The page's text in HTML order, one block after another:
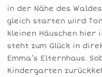
in der Nähe des
gleich starten wird
kleinen Häuschen hier
steht zum Glück in
Emma’s Elternhaus.
Kindergarten